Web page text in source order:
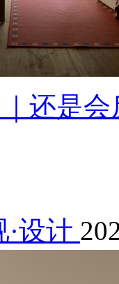
还是
设计